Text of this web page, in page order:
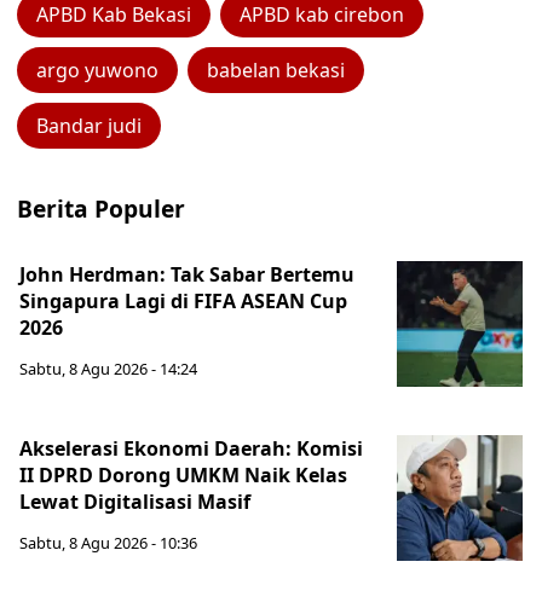
APBD Kab Bekasi APBD kab cirebon
argo yuwono babelan bekasi
Bandar judi
Berita Populer
John Herdman: Tak Sabar Bertemu
Singapura Lagi di FIFA ASEAN Cup
2026
Sabtu, 8 Agu 2026 - 14:24
Akselerasi Ekonomi Daerah: Komisi
II DPRD Dorong UMKM Naik Kelas
Lewat Digitalisasi Masif
Sabtu, 8 Agu 2026 - 10:36